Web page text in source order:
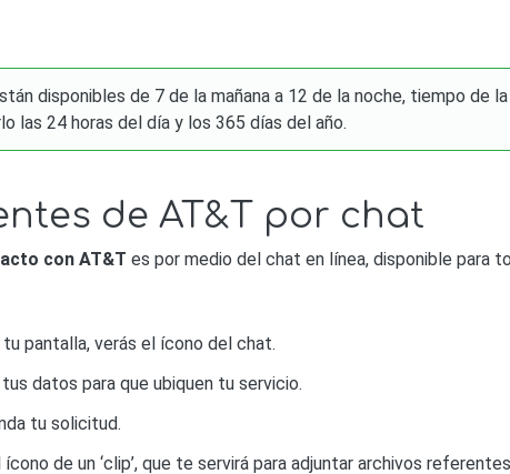
disponibles de 7 de la mañana a 12 de la noche, tiempo de
las 24 horas del día y los 365 días del año.
de AT&T por chat
con AT&T es por medio del chat en línea, disponible para
pantalla, verás el ícono del chat.
tus datos para que ubiquen tu servicio.
tu solicitud.
de un ‘clip’, que te servirá para adjuntar archivos